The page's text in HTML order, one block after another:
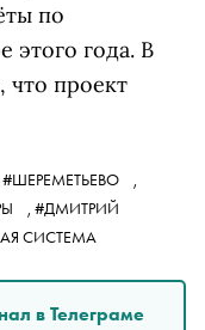
по
этого года. В
что проект
#ШЕРЕМЕТЬЕВО
,
, #ДМИТРИЙ
СИСТЕМА
в Телеграме